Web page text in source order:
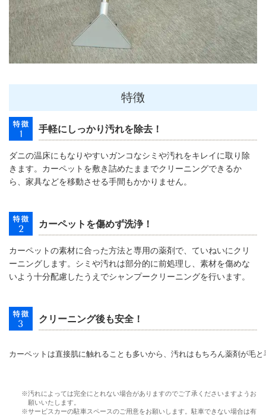
特徴
手軽にしっかり汚れを除去！
ダニの温床にもなりやすいガンコなシミや汚れをキレイに取り除
きます。カーペットを敷き詰めたままでクリーニングできるか
ら、家具などを移動させる手間もかかりません。
カーペットを傷めず洗浄！
カーペットの素材に合った方法と専用の薬剤で、ていねいにクリ
ーニングします。シミや汚れは部分的に前処理し、素材を傷めな
いよう十分配慮したうえでシャンプークリーニングを行います。
クリーニング後も安全！
カーペットは直接肌に触れることも多いから、汚れはもちろん薬剤が毛
※汚れによっては完全にとれない場合がありますのでご了承くださいますようお
願いいたします。
※サービスカーの駐車スペースのご用意をお願いします。駐車できない場合は有